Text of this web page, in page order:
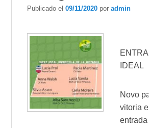
Publicado el09/11/2020 poradmin
IDEAL
Novo
vitoria
entrada